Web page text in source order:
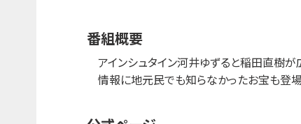
番組概要
アインシュタイン河井ゆずると稲田直樹が
情報に地元民でも知らなかったお宝も登